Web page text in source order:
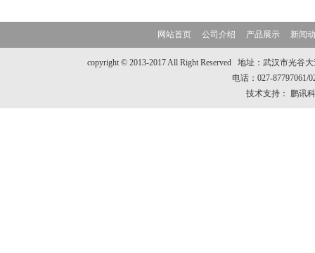
网站首页 公司介绍 产品展示 新闻
copyright © 2013-2017 All Right Reserved 地址：武汉市光
电话：027-
技术支持：
鹏讯